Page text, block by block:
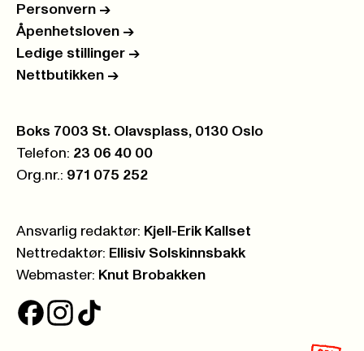
Personvern ->
Åpenhetsloven ->
Ledige stillinger ->
Nettbutikken ->
Postboks:
Boks 7003 St. Olavsplass, 0130 Oslo
Telefon: 23 06 40 00
Org.nr.: 971 075 252
Ansvarlig redaktør: Kjell-Erik Kallset
Nettredaktør: Ellisiv Solskinnsbakk
Webmaster: Knut Brobakken